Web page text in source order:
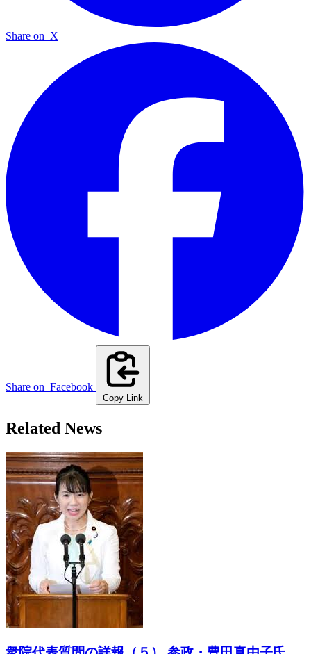
Share on X
Share on Facebook
Copy Link
Related News